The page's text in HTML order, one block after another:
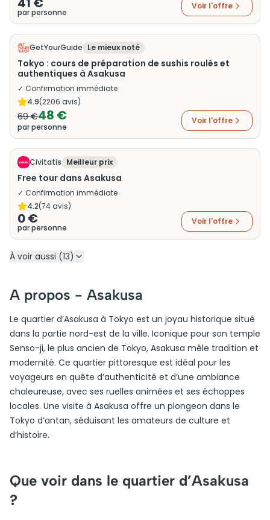
par personne
Voir l'offre
GetYourGuide Le mieux noté
Tokyo : cours de préparation de sushis roulés et
authentiques à Asakusa
✓ Confirmation immédiate
4.9(2206 avis)
69 €48 €
par personne
Voir l'offre
Civitatis Meilleur prix
Free tour dans Asakusa
✓ Confirmation immédiate
4.2(74avis)
0 €
par personne
Voir l'offre
À voir aussi (13)
A propos - Asakusa
Le quartier d’Asakusa à Tokyo est un joyau historique situé
dans la partie nord-est de la ville. Iconique pour son temple
Senso-ji, le plus ancien de Tokyo, Asakusa mêle tradition et
modernité. Ce quartier pittoresque est idéal pour les
voyageurs en quête d’authenticité et d’une ambiance
chaleureuse, avec ses ruelles animées et ses échoppes
locales. Une visite à Asakusa offre un plongeon dans le
Tokyo d’antan, séduisant les amateurs de culture et
d’histoire.
Que voir dans le quartier d’Asakusa
?